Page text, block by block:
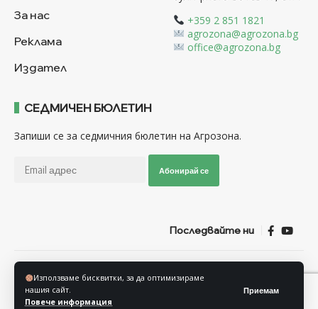
Използваме бисквитки, за да оптимизираме
нашия сайт.
Повече информация
Приемам
За нас
Реклама
Издател
+359 2 851 1821
agrozona@agrozona.bg
office@agrozona.bg
СЕДМИЧЕН БЮЛЕТИН
Запиши се за седмичния бюлетин на Агрозона.
Абонирай се
Последвайте ни
Политика за защита на личните данни